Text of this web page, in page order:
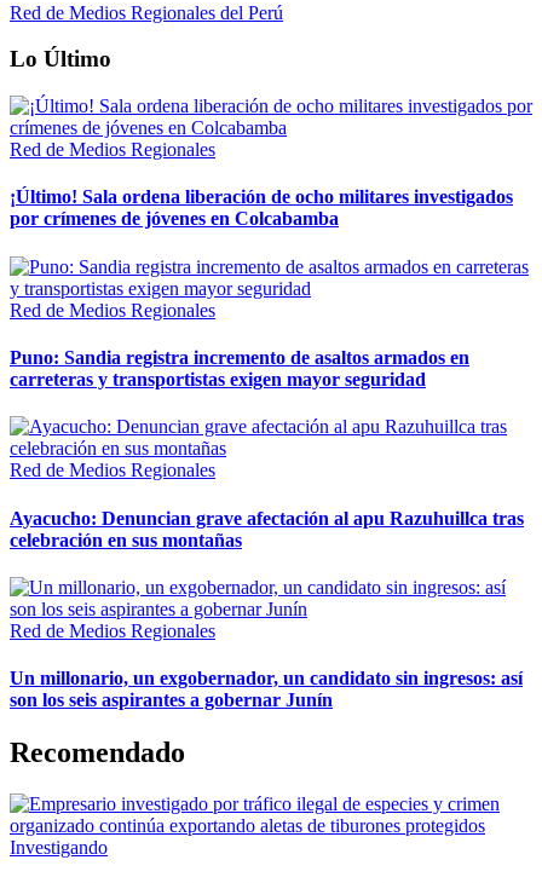
Red de Medios Regionales del Perú
Lo Último
Red de Medios Regionales
¡Último! Sala ordena liberación de ocho militares investigados
por crímenes de jóvenes en Colcabamba
Red de Medios Regionales
Puno: Sandia registra incremento de asaltos armados en
carreteras y transportistas exigen mayor seguridad
Red de Medios Regionales
Ayacucho: Denuncian grave afectación al apu Razuhuillca tras
celebración en sus montañas
Red de Medios Regionales
Un millonario, un exgobernador, un candidato sin ingresos: así
son los seis aspirantes a gobernar Junín
Recomendado
Investigando